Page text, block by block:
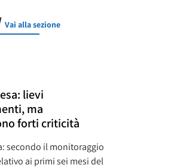
Vai alla sezione
lievi
ma
forti criticità
secondo il monitoraggio
ai primi sei mesi del